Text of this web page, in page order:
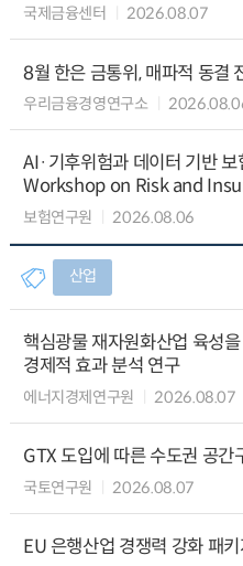
국제금융센터 2026.08.07
8월 한은 금통위, 매파적 동결
우리금융경영연구소
AI·기후위험과 데이터 기반
Workshop on Risk and
보험연구원 2026.08.06
산업
핵심광물 재자원화산업 육성
경제적 효과 분석 연구
에너지경제연구원 2026.08.07
GTX 도입에 따른 수도권 공간
국토연구원 2026.08.07
EU 은행산업 경쟁력 강화 패